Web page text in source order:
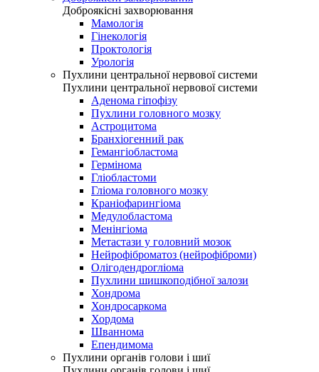
Доброякісні захворювання
Мамологія
Гінекологія
Проктологія
Урологія
Пухлини центральної нервової системи
Пухлини центральної нервової системи
Аденома гіпофізу
Пухлини головного мозку
Астроцитома
Бранхіогенний рак
Гемангіобластома
Гермінома
Гліобластоми
Гліома головного мозку
Краніофарингіома
Медулобластома
Менінгіома
Метастази у головний мозок
Нейрофіброматоз (нейрофіброми)
Олігодендрогліома
Пухлини шишкоподібної залози
Хондрома
Хондросаркома
Хордома
Шваннома
Епендимома
Пухлини органів голови і шиї